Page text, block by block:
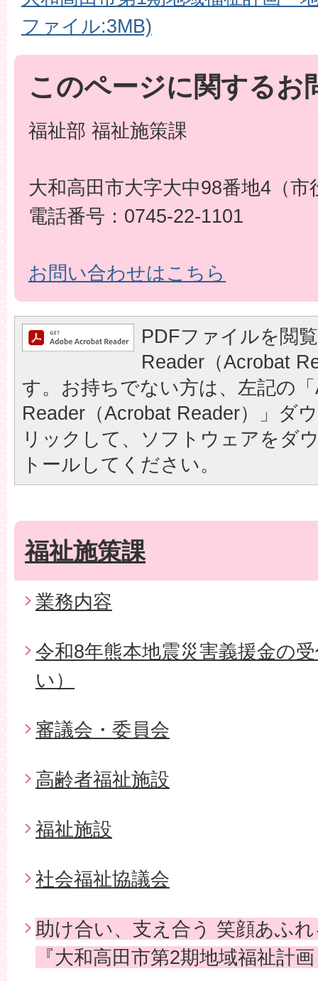
ファイル:3MB)
このページに関するお
福祉部 福祉施策課
大和高田市大字大中98番地4（市
電話番号：0745-22-1101
お問い合わせはこちら
PDFファイルを閲
Reader（Acrobat
す。お持ちでない方は、左記の
Reader（Acrobat Reader）」ダ
リックして、ソフトウェアをダ
トールしてください。
福祉施策課
業務内容
令和8年熊本地震災害義援金の
い）
審議会・委員会
高齢者福祉施設
福祉施設
社会福祉協議会
助け合い、支え合う 笑顔あふ
『大和高田市第2期地域福祉計